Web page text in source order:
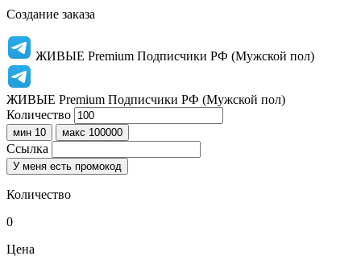
Создание заказа
ЖИВЫЕ Premium Подписчики РФ (Мужской пол)
ЖИВЫЕ Premium Подписчики РФ (Мужской пол)
Количество
мин 10 макс 100000
Ссылка
У меня есть промокод
Количество
0
Цена